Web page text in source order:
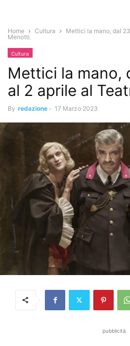
Home Cultura
Mettici la mano, dal
Menotti.
Cultura
Mettici la mano,
al 2 aprile al
By redazione - 17 Marzo 2023
pubblicità